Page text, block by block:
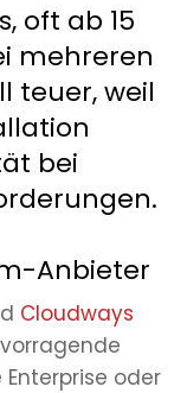
oft ab 15
mehreren
teuer, weil
bei
Anbieter
Cloudways
oder